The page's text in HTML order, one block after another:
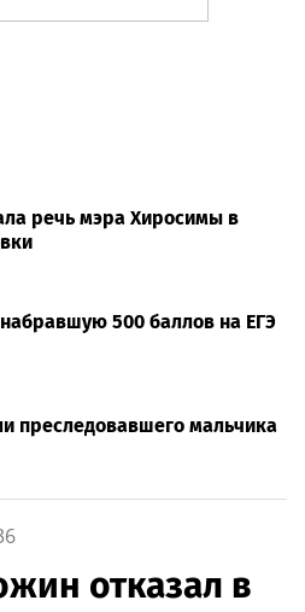
речь мэра Хиросимы в
500 баллов на ЕГЭ
преследовавшего мальчика
отказал в